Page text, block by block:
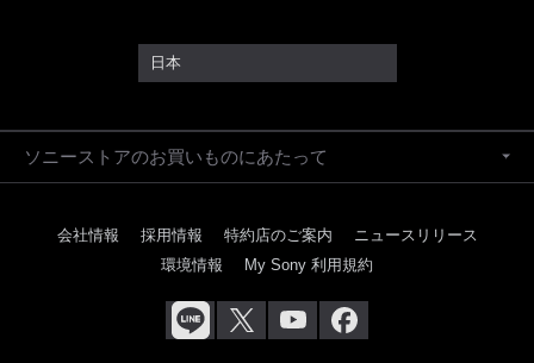
日本
ソニーストアのお買いものにあたって
会社情報 採用情報 特約店のご案内
ニュースリリース
環境情報
My Sony 利用規約